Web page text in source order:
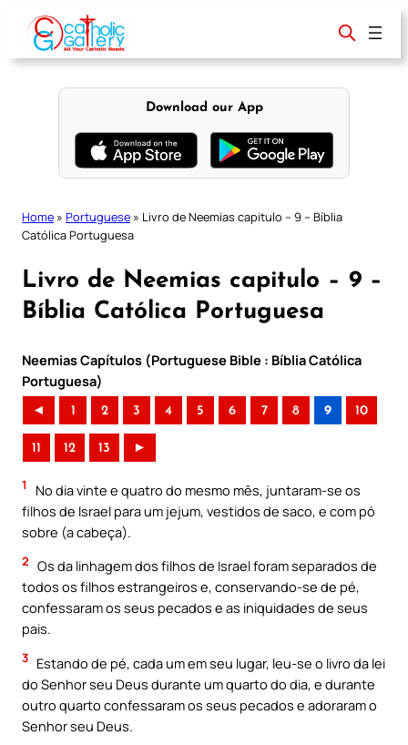
content
Download our App
Home » Portuguese » Livro de Neemias capitulo – 9 – Bíblia
Católica Portuguesa
Livro de Neemias capitulo – 9 –
Bíblia Católica Portuguesa
Neemias Capítulos (Portuguese Bible : Bíblia Católica
Portuguesa)
◄ 1 2 3 4 5 6 7 8 9 10
11 12 13 ►
1
No dia vinte e quatro do mesmo mês, juntaram-se os
filhos de Israel para um jejum, vestidos de saco, e com pó
sobre (a cabeça).
2 Os da linhagem dos filhos de Israel foram separados de
todos os filhos estrangeiros e, conservando-se de pé,
confessaram os seus pecados e as iniquidades de seus
pais.
3 Estando de pé, cada um em seu lugar, leu-se o livro da lei
do Senhor seu Deus durante um quarto do dia, e durante
outro quarto confessaram os seus pecados e adoraram o
Senhor seu Deus.